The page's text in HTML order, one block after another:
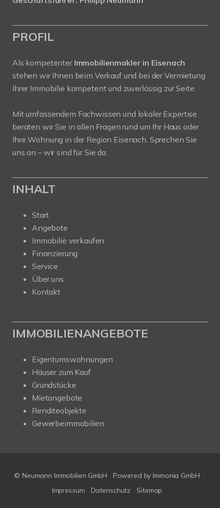
PROFIL
Als kompetenter Immobilienmakler in Eisenach
stehen wir Ihnen beim Verkauf und bei der Vermietung
Ihrer Immobilie kompetent und zuverlässig zur Seite.
Mit umfassendem Fachwissen und lokaler Expertise
beraten wir Sie in allen Fragen rund um Ihr Haus oder
Ihre Wohnung in der Region Eisenach. Sprechen Sie
uns an – wir sind für Sie da.
INHALT
Start
Angebote
Immobilie verkaufen
Finanzierung
Service
Über uns
Kontakt
IMMOBILIENANGEBOTE
Eigentumswohnungen
Häuser zum Kauf
Grundstücke
Mietangebote
Renditeobjekte
Gewerbeimmobilien
© Neumann Immobilien GmbH Powered by Immonia GmbH
Impressum
Datenschutz Sitemap